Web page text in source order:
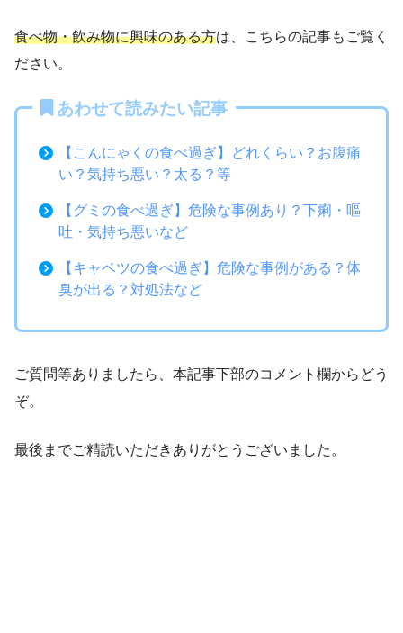
食べ物・飲み物に興味のある方は、こちらの記事もご覧く
ださい。
あわせて読みたい記事
【こんにゃくの食べ過ぎ】どれくらい？お腹痛
い？気持ち悪い？太る？等
【グミの食べ過ぎ】危険な事例あり？下痢・嘔
吐・気持ち悪いなど
【キャベツの食べ過ぎ】危険な事例がある？体
臭が出る？対処法など
ご質問等ありましたら、本記事下部のコメント欄からどう
ぞ。
最後までご精読いただきありがとうございました。